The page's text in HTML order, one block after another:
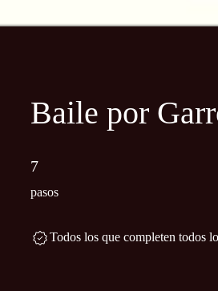
Baile por
7
pasos
Todos los que completen todos